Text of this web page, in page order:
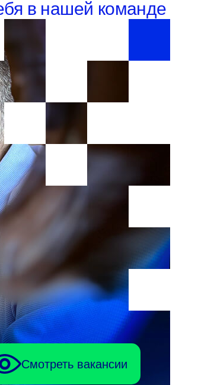
в нашей команде
Смотреть вакансии